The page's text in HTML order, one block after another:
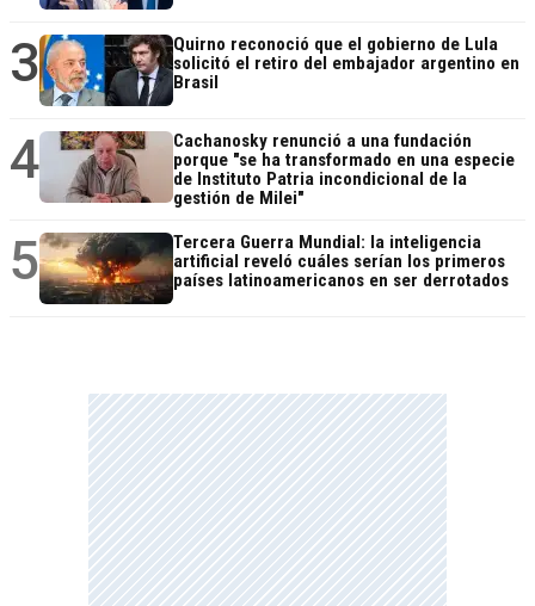
3
Quirno reconoció que el gobierno de Lula
solicitó el retiro del embajador argentino en
Brasil
4
Cachanosky renunció a una fundación
porque "se ha transformado en una especie
de Instituto Patria incondicional de la
gestión de Milei"
5
Tercera Guerra Mundial: la inteligencia
artificial reveló cuáles serían los primeros
países latinoamericanos en ser derrotados